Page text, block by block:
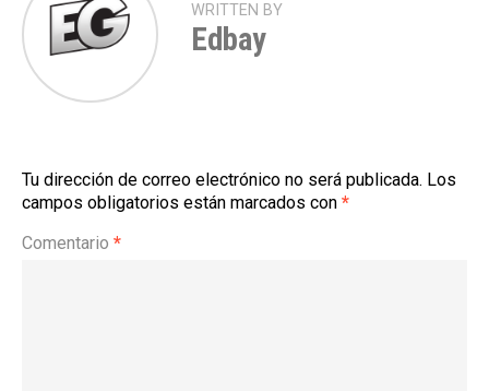
WRITTEN BY
Edbay
Tu dirección de correo electrónico no será publicada. Los
campos obligatorios están marcados con *
Comentario *